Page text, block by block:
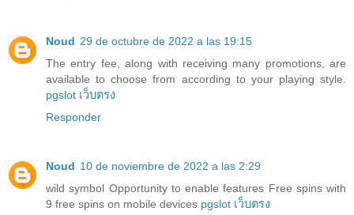
Noud 29 de octubre de 2022 a las 19:15
The entry fee, along with receiving many promotions, are
available to choose from according to your playing style.
pgslot เว็บตรง
Responder
Noud 10 de noviembre de 2022 a las 2:29
wild symbol Opportunity to enable features Free spins with
9 free spins on mobile devices pgslot เว็บตรง